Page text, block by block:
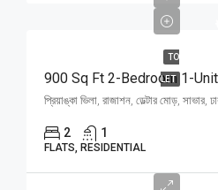
TO
LET
প্রিয়াঙ্কা ভিলা, রাজাশন, ডেল্টার মোড়,
2 1
FLATS, RESIDENTIAL